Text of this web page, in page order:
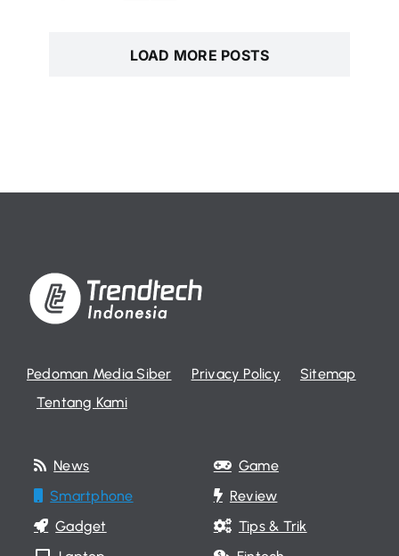
LOAD MORE POSTS
Pedoman Media Siber Privacy Policy
Sitemap
Tentang Kami
News
Smartphone
Gadget
Game
Review
Tips & Trik